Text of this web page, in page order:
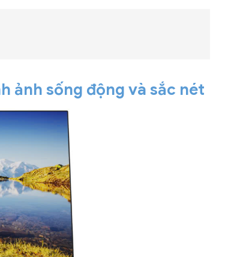
ảnh sống động và sắc nét